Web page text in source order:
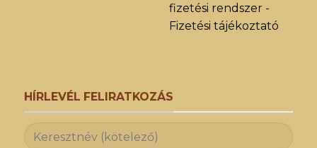
fizetési rendszer -
Fizetési tájékoztató
HÍRLEVÉL FELIRATKOZÁS